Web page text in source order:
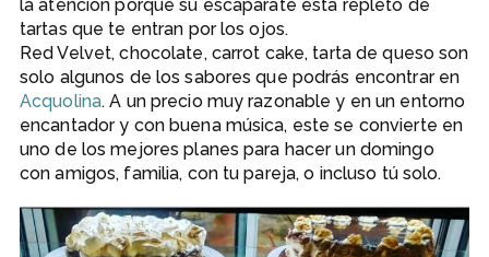
la atención porque su escaparate está repleto de
tartas que te entran por los ojos.
Red Velvet, chocolate, carrot cake, tarta de queso son
solo algunos de los sabores que podrás encontrar en
Acquolina. A un precio muy razonable y en un entorno
encantador y con buena música, este se convierte en
uno de los mejores planes para hacer un domingo
con amigos, familia, con tu pareja, o incluso tú solo.